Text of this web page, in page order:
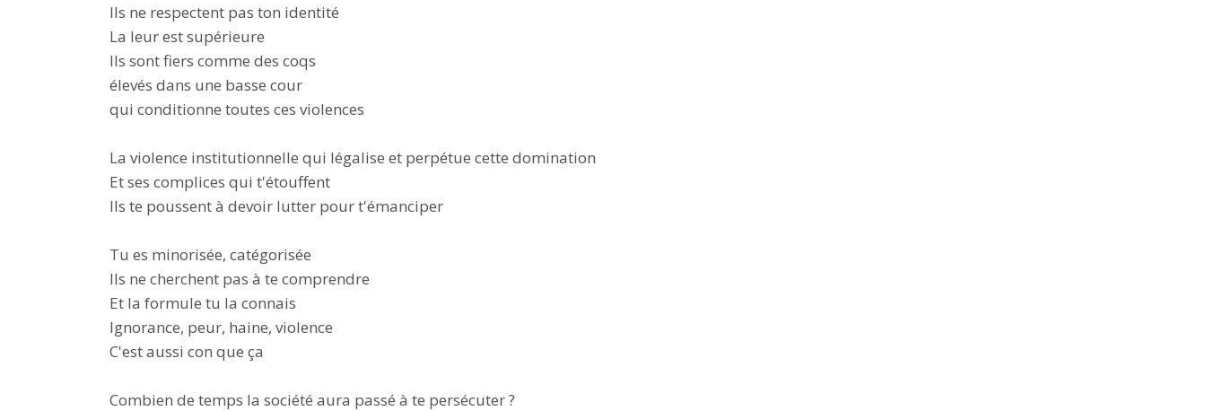
Ils ne respectent pas ton identité
La leur est supérieure
Ils sont fiers comme des coqs
élevés dans une basse cour
qui conditionne toutes ces violences
La violence institutionnelle qui légalise et perpétue cette domination
Et ses complices qui t'étouffent
Ils te poussent à devoir lutter pour t'émanciper
Tu es minorisée, catégorisée
Ils ne cherchent pas à te comprendre
Et la formule tu la connais
Ignorance, peur, haine, violence
C'est aussi con que ça
Combien de temps la société aura passé à te persécuter ?